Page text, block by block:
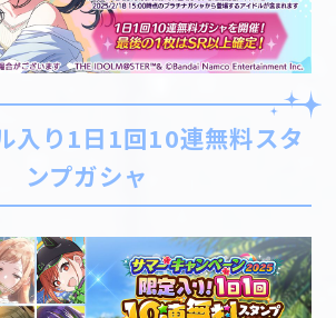
入り1日1回10連無料スタ
ンプガシャ